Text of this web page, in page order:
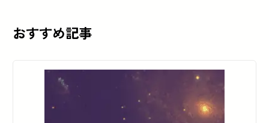
おすすめ記事